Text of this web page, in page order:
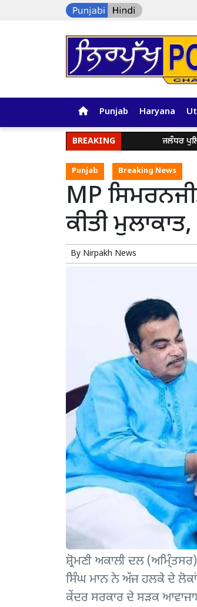
Punjab Haryana
BREAKING ਜਲੰਧਰ ਪੁਲਿਸ
Punjab Breaking News
MP
ਕੀਤੀ
By Nirpakh News
ਸ਼੍ਰੋਮਣੀ ਅਕਾਲੀ ਦਲ
ਸਿੰਘ ਮਾਨ ਨੇ ਅੱਜ ਹਲਕੇ ਦੇ
ਕੇਂਦਰ ਸਰਕਾਰ ਦੇ ਸੜਕ